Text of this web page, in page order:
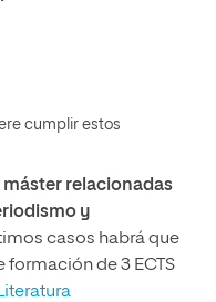
cumplir estos
máster relacionadas
y
casos habrá que
de 3 ECTS